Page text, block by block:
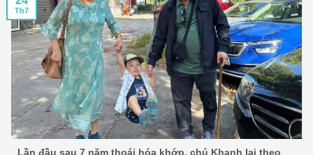
Lần đầu sau 7 năm thoái hóa khớp, chú Khanh lại theo
Th7